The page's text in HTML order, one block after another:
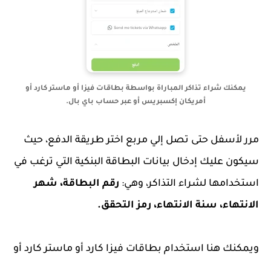
يمكنك شراء تذاكر المباراة بواسطة بطاقات فيزا أو ماستر كارد أو
أمريكان إكسبريس أو عبر حساب باي بال.
مرر لأسفل حتى تصل إلي مربع اختر طريقة الدفع، حيث
سيكون عليك إدخال بيانات البطاقة البنكية التي ترغب في
استخدامها لشراء التذاكر، وهي: رقم البطاقة، شهر
الانتهاء، سنة الانتهاء، رمز التحقق.
ويمكنك هنا استخدام بطاقات فيزا كارد أو ماستر كارد أو